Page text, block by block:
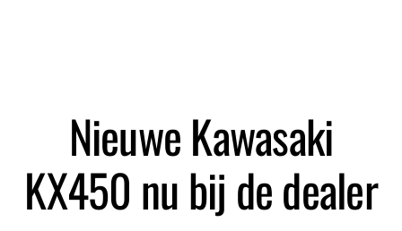
Nieuwe Kawasaki
KX450 nu bij de dealer